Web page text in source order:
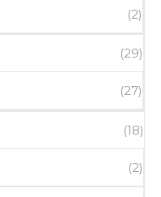
(2)
(29)
(27)
(18)
(2)